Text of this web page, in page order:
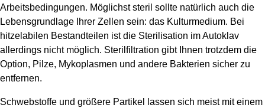
Arbeitsbedingungen. Möglichst steril sollte natürlich auch die
Lebensgrundlage Ihrer Zellen sein: das Kulturmedium. Bei
hitzelabilen Bestandteilen ist die Sterilisation im Autoklav
allerdings nicht möglich. Sterilfiltration gibt Ihnen trotzdem die
Option, Pilze, Mykoplasmen und andere Bakterien sicher zu
entfernen.
Schwebstoffe und größere Partikel lassen sich meist mit einem